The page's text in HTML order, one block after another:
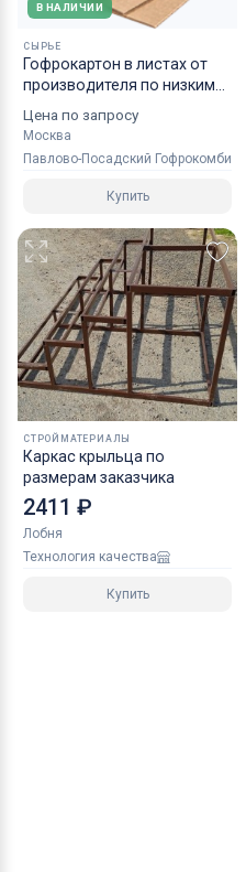
В НАЛИЧИИ
СЫРЬЕ
Гофрокартон в листах от
производителя по низким
ценам оптом
Цена по запросу
Москва
Павлово-Посадский Гофрокомбинат
Купить
СТРОЙМАТЕРИАЛЫ
Каркас крыльца по
размерам заказчика
2411 ₽
Лобня
Технология качества
Купить